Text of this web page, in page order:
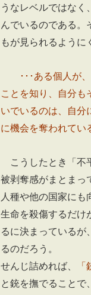
うなレベルではなく
んでいるのである。
もが見られるように
･･･ある個人が
ことを知り、自分も
いでいるのは、自分
に機会を奪われてい
こうしたとき「不
被剥奪感がまとまっ
人種や他の国家にも
生命を殺傷するだけ
るに決まっているが
るのだろう。
せんじ詰めれば、
と銃を撫でることで